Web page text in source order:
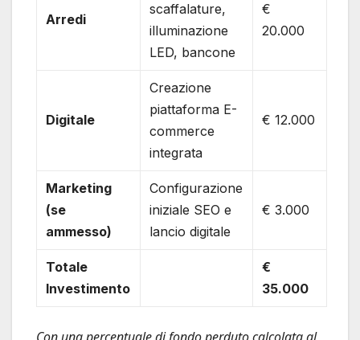
Arredi
scaffalature,
illuminazione
LED, bancone
€
20.000
Digitale
Creazione
piattaforma E-
commerce
integrata
€ 12.000
Marketing
(se
ammesso)
Configurazione
iniziale SEO e
lancio digitale
€ 3.000
Totale
Investimento
€
35.000